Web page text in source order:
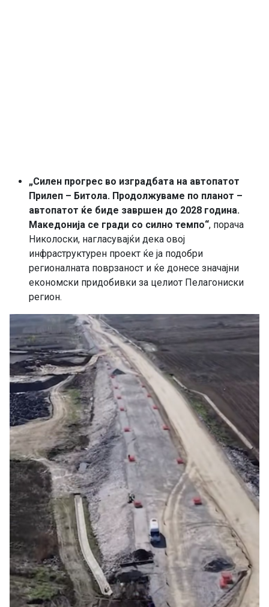
„Силен прогрес во изградбата на автопатот
Прилеп – Битола. Продолжуваме по планот –
автопатот ќе биде завршен до 2028 година.
Македонија се гради со силно темпо“, порача
Николоски, нагласувајќи дека овој
инфраструктурен проект ќе ја подобри
регионалната поврзаност и ќе донесе значајни
економски придобивки за целиот Пелагониски
регион.